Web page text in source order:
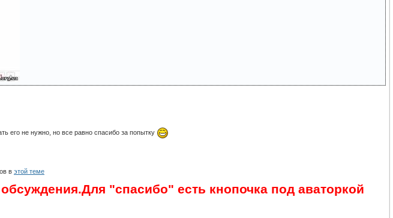
его не нужно, но все равно спасибо за попытку
в этой теме
"спасибо" есть кнопочка под аваторкой